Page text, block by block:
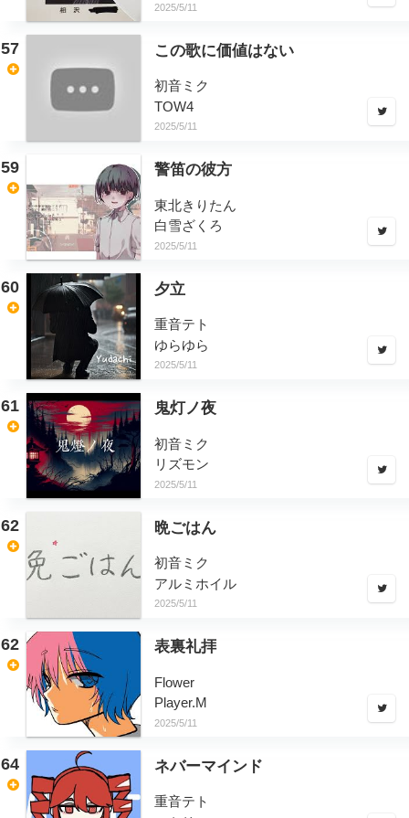
2025/5/11
57 この歌に価値はない
初音ミク
TOW4
2025/5/11
59 警笛の彼方
東北きりたん
白雪ざくろ
2025/5/11
60 夕立
重音テト
ゆらゆら
2025/5/11
61 鬼灯ノ夜
初音ミク
リズモン
2025/5/11
62 晩ごはん
初音ミク
アルミホイル
2025/5/11
62 表裏礼拝
Flower
Player.M
2025/5/11
64 ネバーマインド
重音テト